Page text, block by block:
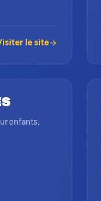
le site
enfants,